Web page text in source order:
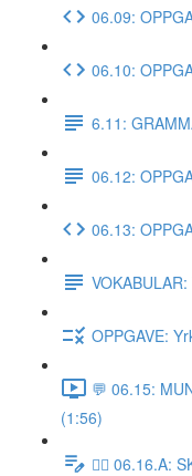
06.09:
06.10:
6.11:
06.12:
06.13:
OPPGAVE:
💬 06.15:
(1:56)
✍🏼 06.16.A: